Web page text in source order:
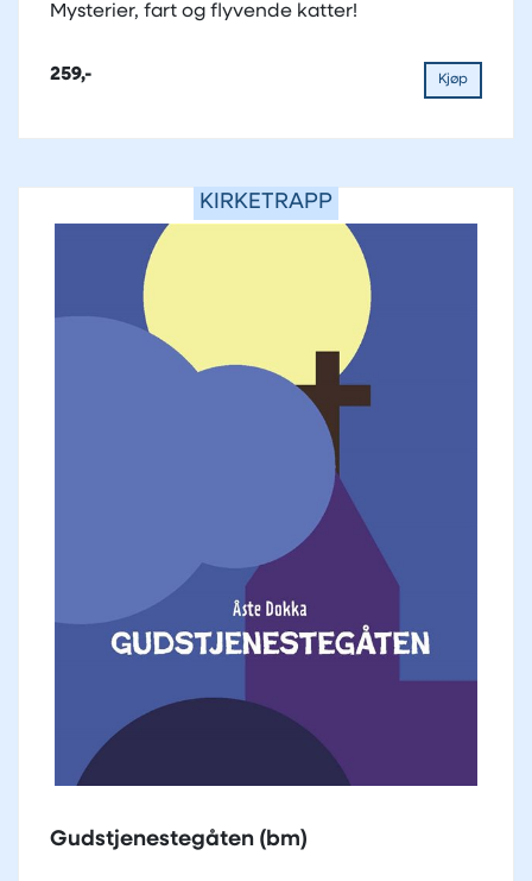
Mysterier, fart og flyvende katter!
259,- Kjøp
KIRKETRAPP
Gudstjenestegåten (bm)